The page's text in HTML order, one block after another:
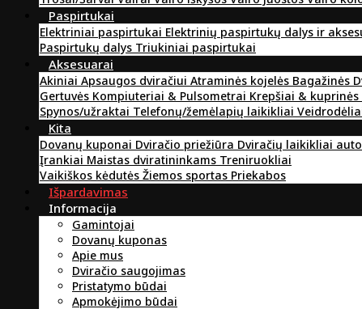
Paspirtukai
Elektriniai paspirtukai Elektrinių paspirtukų dalys ir
Paspirtukų dalys Triukiniai paspirtukai
Aksesuarai
Akiniai Apsaugos dviračiui Atraminės kojelės Bagažinės
Gertuvės Kompiuteriai & Pulsometrai Krepšiai & kuprinės
Spynos/užraktai Telefonų/žemėlapių laikikliai
Kita
Dovanų kuponai Dviračio priežiūra Dviračių laikikliai
Įrankiai Maistas dviratininkams Treniruokliai
Vaikiškos kėdutės Žiemos sportas Priekabos
Išpardavimas
Informacija
Gamintojai
Dovanų kuponas
Apie mus
Dviračio saugojimas
Pristatymo būdai
Apmokėjimo būdai